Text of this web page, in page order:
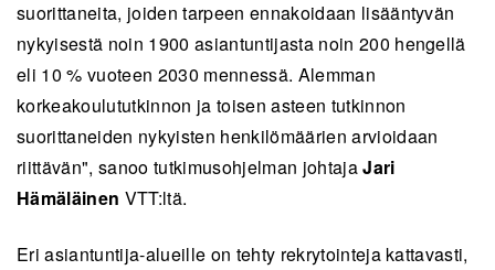
suorittaneita, joiden tarpeen ennakoidaan lisääntyvän
nykyisestä noin 1900 asiantuntijasta noin 200 hengellä
eli 10 % vuoteen 2030 mennessä. Alemman
korkeakoulututkinnon ja toisen asteen tutkinnon
suorittaneiden nykyisten henkilömäärien arvioidaan
riittävän", sanoo tutkimusohjelman johtajaJari
Hämäläinen VTT:ltä.
Eri asiantuntija-alueille on tehty rekrytointeja kattavasti,